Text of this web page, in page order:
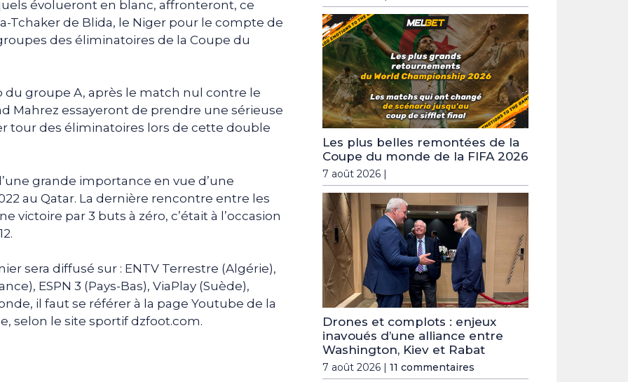
évolueront en blanc, affronteront, ce
Tchaker de Blida, le Niger pour le compte de
des éliminatoires de la Coupe du
du groupe A, après le match nul contre le
Mahrez essayeront de prendre une sérieuse
tour des éliminatoires lors de cette double
grande importance en vue d’une
au Qatar. La dernière rencontre entre les
victoire par 3 buts à zéro, c’était à l’occasion
sera diffusé sur : ENTV Terrestre (Algérie),
ESPN 3 (Pays-Bas), ViaPlay (Suède),
il faut se référer à la page Youtube de la
selon le site sportif dzfoot.com.
Les plus belles remontées de la
Coupe du monde de la FIFA 2026
7 août 2026 |
Drones et complots : enjeux
inavoués d’une alliance entre
Washington, Kiev et Rabat
7 août 2026 | 11 commentaires